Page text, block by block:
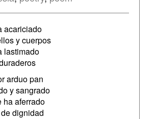
acariciado
y cuerpos
lastimado
arduo pan
y sangrado
ha aferrado
dignidad